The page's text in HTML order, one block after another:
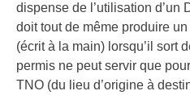
dispense de l’utilisation d’un
doit tout de même produire
(écrit à la main) lorsqu’il sort
permis ne peut servir que
TNO (du lieu d’origine à